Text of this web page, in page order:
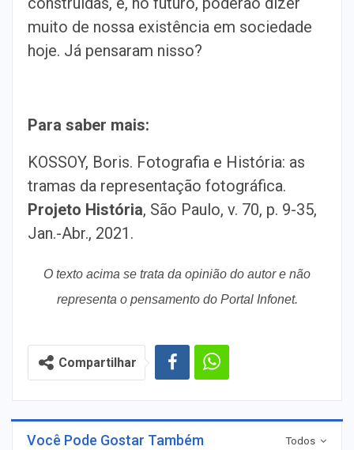
muito de nossa existência em sociedade
hoje. Já pensaram nisso?
Para saber mais:
KOSSOY, Boris. Fotografia e História: as
tramas da representação fotográfica.
Projeto História, São Paulo, v. 70, p. 9-35,
Jan.-Abr., 2021.
O texto acima se trata da opinião do autor e não
representa o pensamento do Portal Infonet.
Compartilhar
Todos
Você Pode Gostar Também